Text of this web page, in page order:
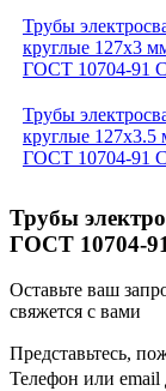
Трубы
круглые 127x3
ГОСТ 10704-91
Трубы
круглые 127x3.5
ГОСТ 10704-91
Трубы
ГОСТ 10704-
Оставьте ваш
свяжется с вами
Представьтесь,
Телефон или email